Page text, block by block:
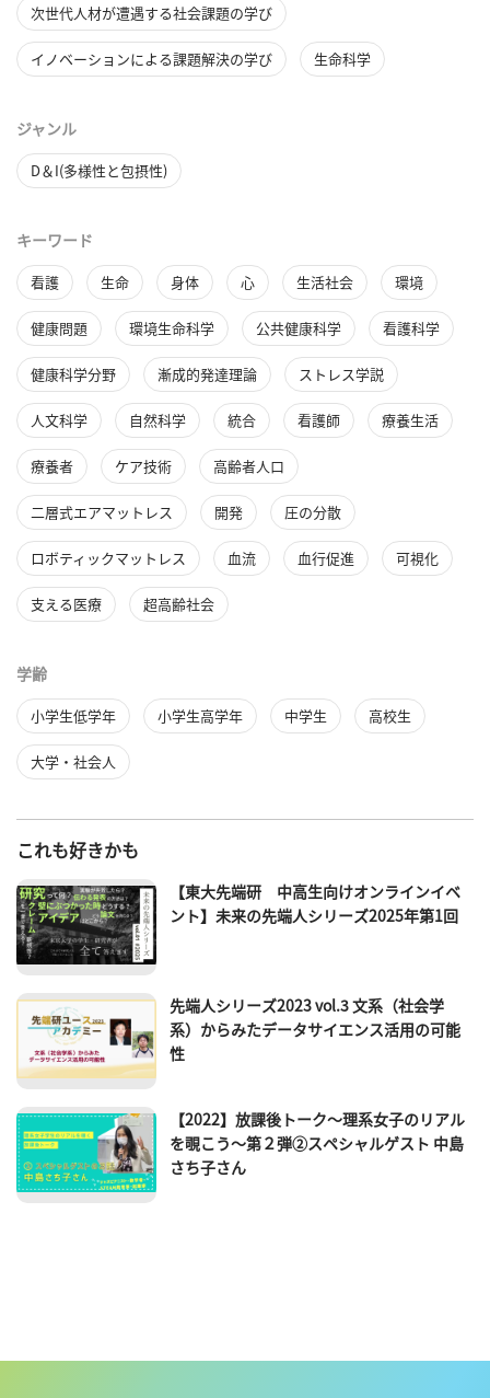
次世代人材が遭遇する社会課題の学び
イノベーションによる課題解決の学び 生命科学
ジャンル
D＆I(多様性と包摂性)
キーワード
看護 生命 身体 心 生活社会 環境
健康問題 環境生命科学 公共健康科学 看護科学
健康科学分野 漸成的発達理論 ストレス学説
人文科学 自然科学 統合 看護師 療養生活
療養者 ケア技術 高齢者人口
二層式エアマットレス 開発 圧の分散
ロボティックマットレス 血流 血行促進 可視化
支える医療 超高齢社会
学齢
小学生低学年 小学生高学年 中学生 高校生
大学・社会人
これも好きかも
【東大先端研 中高生向けオンラインイベ
ント】未来の先端人シリーズ2025年第1回
先端人シリーズ2023 vol.3 文系（社会学
系）からみたデータサイエンス活用の可能
性
【2022】放課後トーク～理系女子のリアル
を覗こう～第２弾②スペシャルゲスト 中島
さち子さん